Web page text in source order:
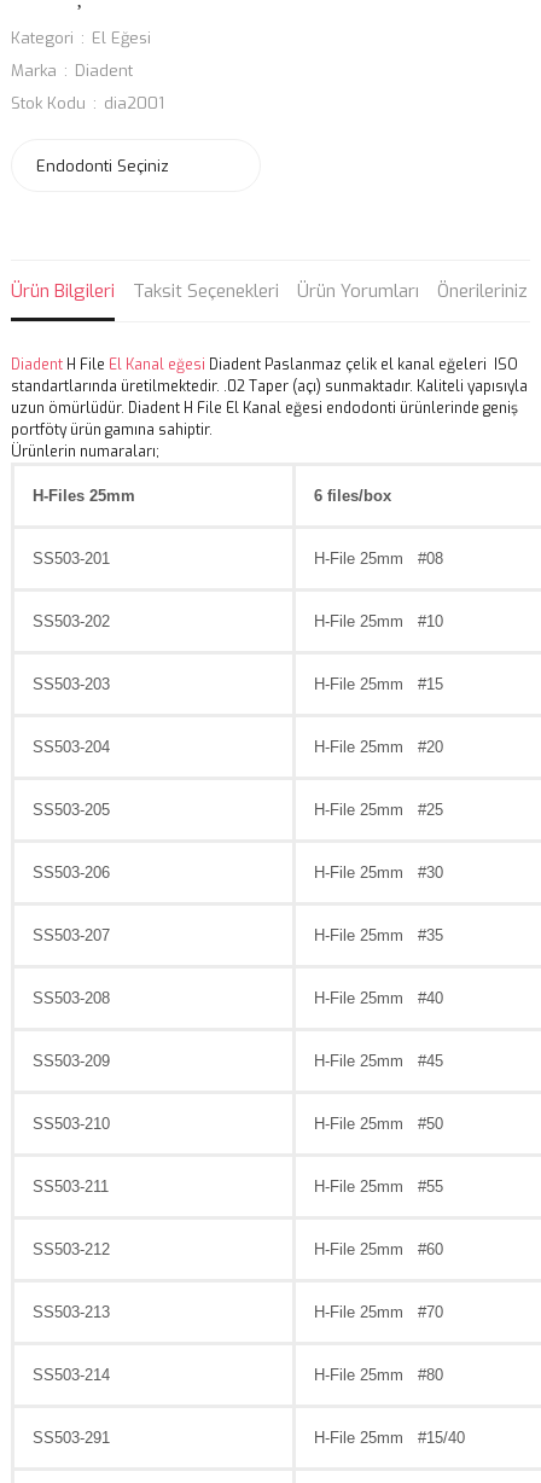
Kategori
El Eğesi
Marka
Diadent
Stok Kodu
dia2001
Ürün Bilgileri Taksit Seçenekleri Ürün Yorumları Önerileriniz
Diadent H File El Kanal eğesi Diadent Paslanmaz çelik el kanal eğeleri ISO
standartlarında üretilmektedir. .02 Taper (açı) sunmaktadır. Kaliteli yapısıyla
uzun ömürlüdür. Diadent H File El Kanal eğesi endodonti ürünlerinde geniş
portföty ürün gamına sahiptir.
Ürünlerin numaraları;
H-Files 25mm 6 files/box
SS503-201 H-File 25mm #08
SS503-202 H-File 25mm #10
SS503-203 H-File 25mm #15
SS503-204 H-File 25mm #20
SS503-205 H-File 25mm #25
SS503-206 H-File 25mm #30
SS503-207 H-File 25mm #35
SS503-208 H-File 25mm #40
SS503-209 H-File 25mm #45
SS503-210 H-File 25mm #50
SS503-211 H-File 25mm #55
SS503-212 H-File 25mm #60
SS503-213 H-File 25mm #70
SS503-214 H-File 25mm #80
SS503-291 H-File 25mm #15/40